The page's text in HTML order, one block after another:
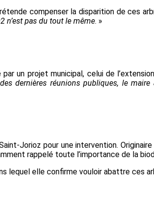
compenser la disparition de ces
n’est pas du tout le même. »
un projet municipal, celui de
dernières réunionspubliques, le
Jorioz pour une intervention. Originaire
rappelé toute l’importance de la
lequel elle confirme vouloir abattre ces